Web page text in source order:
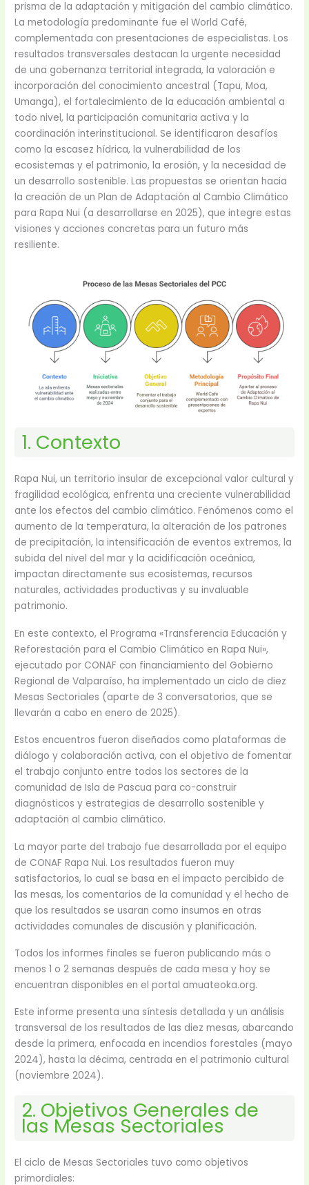
prisma de la adaptación y mitigación del cambio climático.
La metodología predominante fue el World Café,
complementada con presentaciones de especialistas. Los
resultados transversales destacan la urgente necesidad
de una gobernanza territorial integrada, la valoración e
incorporación del conocimiento ancestral (Tapu, Moa,
Umanga), el fortalecimiento de la educación ambiental a
todo nivel, la participación comunitaria activa y la
coordinación interinstitucional. Se identificaron desafíos
como la escasez hídrica, la vulnerabilidad de los
ecosistemas y el patrimonio, la erosión, y la necesidad de
un desarrollo sostenible. Las propuestas se orientan hacia
la creación de un Plan de Adaptación al Cambio Climático
para Rapa Nui (a desarrollarse en 2025), que integre estas
visiones y acciones concretas para un futuro más
resiliente.
1. Contexto
Rapa Nui, un territorio insular de excepcional valor cultural y
fragilidad ecológica, enfrenta una creciente vulnerabilidad
ante los efectos del cambio climático. Fenómenos como el
aumento de la temperatura, la alteración de los patrones
de precipitación, la intensificación de eventos extremos, la
subida del nivel del mar y la acidificación oceánica,
impactan directamente sus ecosistemas, recursos
naturales, actividades productivas y su invaluable
patrimonio.
En este contexto, el Programa «Transferencia Educación y
Reforestación para el Cambio Climático en Rapa Nui»,
ejecutado por CONAF con financiamiento del Gobierno
Regional de Valparaíso, ha implementado un ciclo de diez
Mesas Sectoriales (aparte de 3 conversatorios, que se
llevarán a cabo en enero de 2025).
Estos encuentros fueron diseñados como plataformas de
diálogo y colaboración activa, con el objetivo de fomentar
el trabajo conjunto entre todos los sectores de la
comunidad de Isla de Pascua para co-construir
diagnósticos y estrategias de desarrollo sostenible y
adaptación al cambio climático.
La mayor parte del trabajo fue desarrollada por el equipo
de CONAF Rapa Nui. Los resultados fueron muy
satisfactorios, lo cual se basa en el impacto percibido de
las mesas, los comentarios de la comunidad y el hecho de
que los resultados se usaran como insumos en otras
actividades comunales de discusión y planificación.
Todos los informes finales se fueron publicando más o
menos 1 o 2 semanas después de cada mesa y hoy se
encuentran disponibles en el portal amuateoka.org.
Este informe presenta una síntesis detallada y un análisis
transversal de los resultados de las diez mesas, abarcando
desde la primera, enfocada en incendios forestales (mayo
2024), hasta la décima, centrada en el patrimonio cultural
(noviembre 2024).
2. Objetivos Generales de
las Mesas Sectoriales
El ciclo de Mesas Sectoriales tuvo como objetivos
primordiales: